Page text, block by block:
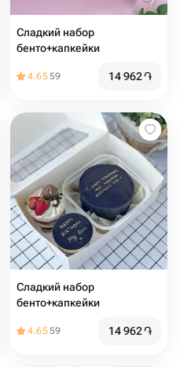
Сладкий набор
бенто+капкейки
4.6559 14 962֏
Сладкий набор
бенто+капкейки
4.6559 14 962֏